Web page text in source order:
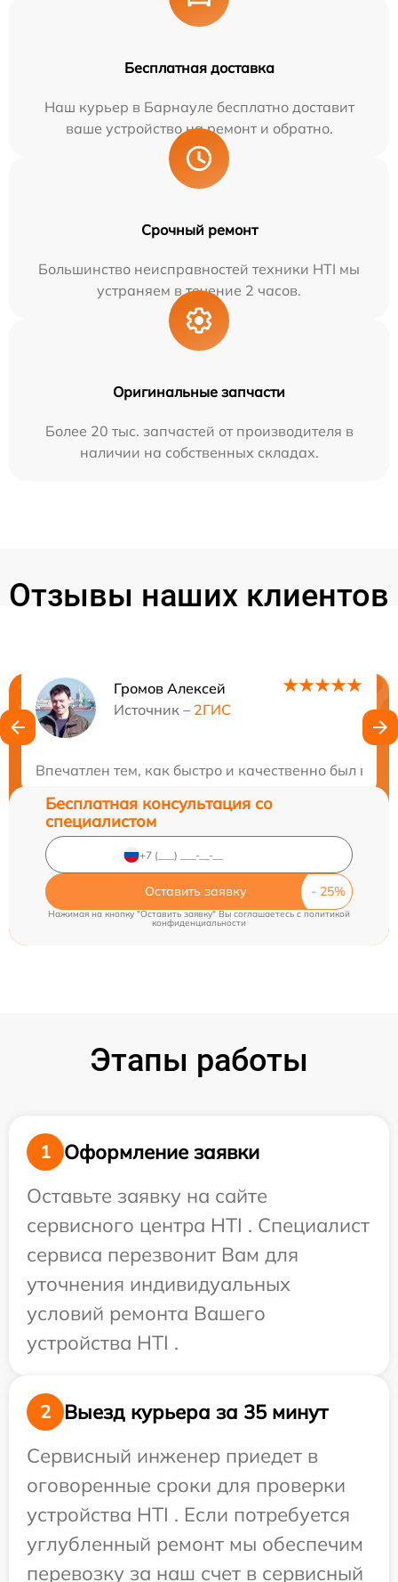
Бесплатная доставка
Наш курьер в Барнауле бесплатно доставит
ваше устройство на ремонт и обратно.
Срочный ремонт
Большинство неисправностей техники HTI мы
устраняем в течение 2 часов.
Оригинальные запчасти
Более 20 тыс. запчастей от производителя в
наличии на собственных складах.
Отзывы наших клиентов
Громов Алексей
Источник – 2ГИС
Впечатлен тем, как быстро и качественно был
Нужна консультация?
Бесплатная консультация со
специалистом
Оставить заявку
Нажимая на кнопку "Оставить заявку" Вы соглашаетесь cполитикой
конфиденциальности
Этапы работы
1
Оформление заявки
Оставьте заявку на сайте
сервисного центра HTI . Специалист
сервиса перезвонит Вам для
уточнения индивидуальных
условий ремонта Вашего
устройства HTI .
2
Выезд курьера за 35 минут
Сервисный инженер приедет в
оговоренные сроки для проверки
устройства HTI . Если потребуется
углубленный ремонт мы обеспечим
перевозку за наш счет в сервисный